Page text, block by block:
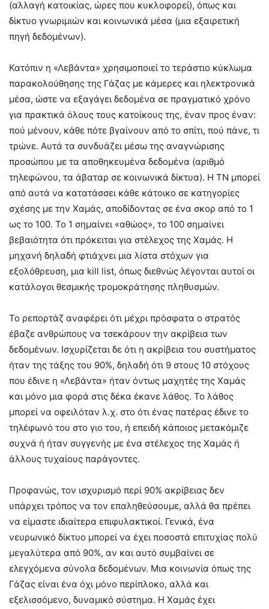
(αλλαγή κατοικίας, ώρες που κυκλοφορεί), όπως και
δίκτυο γνωριμιών και κοινωνικά μέσα (μια εξαιρετική
πηγή δεδομένων).
Κατόπιν η «Λεβάντα» χρησιμοποιεί το τεράστιο κύκλωμα
παρακολούθησης της Γάζας με κάμερες και ηλεκτρονικά
μέσα, ώστε να εξαγάγει δεδομένα σε πραγματικό χρόνο
για πρακτικά όλους τους κατοίκους της, έναν προς έναν:
πού μένουν, κάθε πότε βγαίνουν από το σπίτι, πού πάνε, τι
τρώνε. Αυτά τα συνδυάζει μέσω της αναγνώρισης
προσώπου με τα αποθηκευμένα δεδομένα (αριθμό
τηλεφώνου, τα άβαταρ σε κοινωνικά δίκτυα). Η ΤΝ μπορεί
από αυτά να κατατάσσει κάθε κάτοικο σε κατηγορίες
σχέσης με την Χαμάς, αποδίδοντας σε ένα σκορ από το 1
ως το 100. Το 1 σημαίνει «αθώος», το 100 σημαίνει
βεβαιότητα ότι πρόκειται για στέλεχος της Χαμάς. Η
μηχανή δηλαδή φτιάχνει μια λίστα στόχων για
εξολόθρευση, μια kill list, όπως διεθνώς λέγονται αυτοί οι
κατάλογοι θεσμικής τρομοκράτησης πληθυσμών.
Το ρεπορτάζ αναφέρει ότι μέχρι πρόσφατα ο στρατός
έβαζε ανθρώπους να τσεκάρουν την ακρίβεια των
δεδομένων. Ισχυρίζεται δε ότι η ακρίβεια του συστήματος
ήταν της τάξης του 90%, δηλαδή ότι 9 στους 10 στόχους
που έδινε η «Λεβάντα» ήταν όντως μαχητές της Χαμάς
και μόνο μια φορά στις δέκα έκανε λάθος. Το λάθος
μπορεί να οφειλόταν λ.χ. στο ότι ένας πατέρας έδινε το
τηλέφωνό του στο γιο του, ή επειδή κάποιος μετακόμιζε
συχνά ή ήταν συγγενής με ένα στέλεχος της Χαμάς ή
άλλους τυχαίους παράγοντες.
Προφανώς, τον ισχυρισμό περί 90% ακρίβειας δεν
υπάρχει τρόπος να τον επαληθεύσουμε, αλλά θα πρέπει
να είμαστε ιδιαίτερα επιφυλακτικοί. Γενικά, ένα
νευρωνικό δίκτυο μπορεί να έχει ποσοστά επιτυχίας πολύ
μεγαλύτερα από 90%, αν και αυτό συμβαίνει σε
ελεγχόμενα σύνολα δεδομένων. Μια κοινωνία όπως της
Γάζας είναι ένα όχι μόνο περίπλοκο, αλλά και
εξελισσόμενο, δυναμικό σύστημα. Η Χαμάς έχει